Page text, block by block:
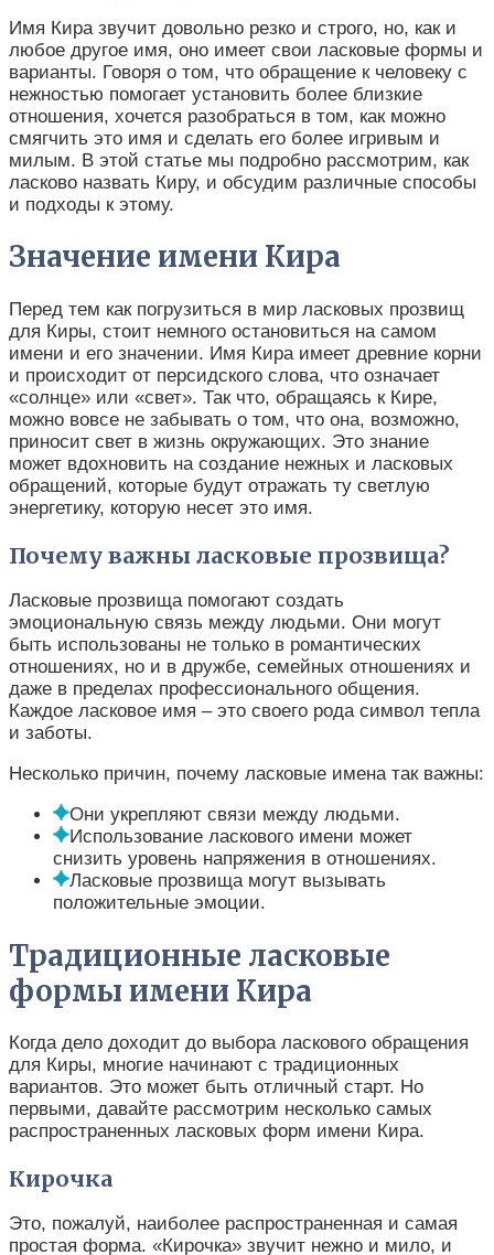
Имя Кира звучит довольно резко и строго, но, как и
любое другое имя, оно имеет свои ласковые формы и
варианты. Говоря о том, что обращение к человеку с
нежностью помогает установить более близкие
отношения, хочется разобраться в том, как можно
смягчить это имя и сделать его более игривым и
милым. В этой статье мы подробно рассмотрим, как
ласково назвать Киру, и обсудим различные способы
и подходы к этому.
Значение имени Кира
Перед тем как погрузиться в мир ласковых прозвищ
для Киры, стоит немного остановиться на самом
имени и его значении. Имя Кира имеет древние корни
и происходит от персидского слова, что означает
«солнце» или «свет». Так что, обращаясь к Кире,
можно вовсе не забывать о том, что она, возможно,
приносит свет в жизнь окружающих. Это знание
может вдохновить на создание нежных и ласковых
обращений, которые будут отражать ту светлую
энергетику, которую несет это имя.
Почему важны ласковые прозвища?
Ласковые прозвища помогают создать
эмоциональную связь между людьми. Они могут
быть использованы не только в романтических
отношениях, но и в дружбе, семейных отношениях и
даже в пределах профессионального общения.
Каждое ласковое имя – это своего рода символ тепла
и заботы.
Несколько причин, почему ласковые имена так важны:
Они укрепляют связи между людьми.
Использование ласкового имени может
снизить уровень напряжения в отношениях.
Ласковые прозвища могут вызывать
положительные эмоции.
Традиционные ласковые
формы имени Кира
Когда дело доходит до выбора ласкового обращения
для Киры, многие начинают с традиционных
вариантов. Это может быть отличный старт. Но
первыми, давайте рассмотрим несколько самых
распространенных ласковых форм имени Кира.
Кирочка
Это, пожалуй, наиболее распространенная и самая
простая форма. «Кирочка» звучит нежно и мило, и